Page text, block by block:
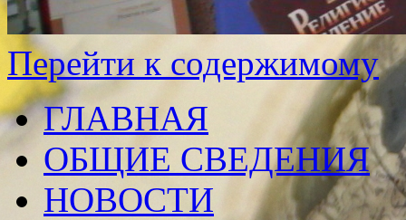
Перейти к содержимому
ГЛАВНАЯ
ОБЩИЕ СВЕДЕНИЯ
НОВОСТИ